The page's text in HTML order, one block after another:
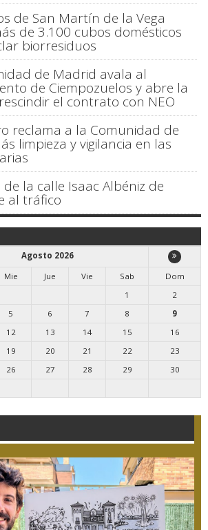
de San Martín de la Vega
de 3.100 cubos domésticos
biorresiduos
de Madrid avala al
de Ciempozuelos y abre la
el contrato con NEO
reclama a la Comunidad de
limpieza y vigilancia en las
la calle Isaac Albéniz de
al tráfico
Agosto 2026
Mie Jue Vie Sab
Dom
1
2
5 6 7 8
9
12 13 14 15
16
19 20 21 22
23
26 27 28 29
30